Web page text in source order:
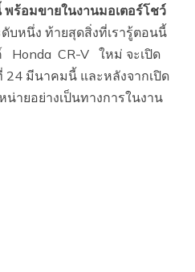
ร้อมขายในงานมอเตอร์โชว์
บหนึ่ง ท้ายสุดสิ่งที่เรารู้ตอนนี้
Honda CR-V ใหม่ จะเปิด
24 มีนาคมนี้ และหลังจากเปิด
ายอย่างเป็นทางการในงาน